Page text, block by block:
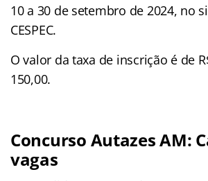
10 a 30 de setembro de 2024, no
CESPEC.
O valor da taxa de inscrição é de
150,00.
Concurso Autazes AM:
vagas